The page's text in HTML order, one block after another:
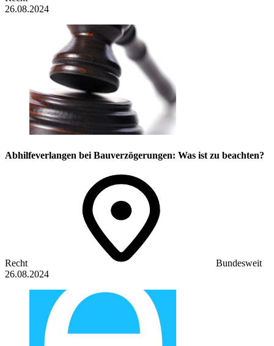
26.08.2024
Abhilfeverlangen bei Bauverzögerungen: Was ist zu beachten?
Recht
Bundesweit
26.08.2024